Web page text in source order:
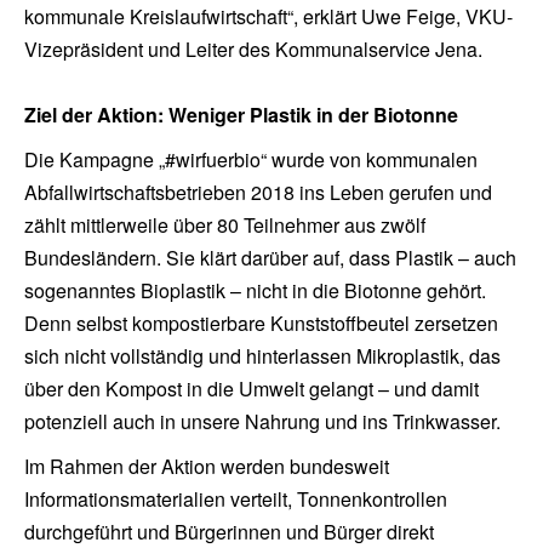
kommunale Kreislaufwirtschaft“, erklärt Uwe Feige, VKU-
Vizepräsident und Leiter des Kommunalservice Jena.
Ziel der Aktion: Weniger Plastik in der Biotonne
Die Kampagne „#wirfuerbio“ wurde von kommunalen
Abfallwirtschaftsbetrieben 2018 ins Leben gerufen und
zählt mittlerweile über 80 Teilnehmer aus zwölf
Bundesländern. Sie klärt darüber auf, dass Plastik – auch
sogenanntes Bioplastik – nicht in die Biotonne gehört.
Denn selbst kompostierbare Kunststoffbeutel zersetzen
sich nicht vollständig und hinterlassen Mikroplastik, das
über den Kompost in die Umwelt gelangt – und damit
potenziell auch in unsere Nahrung und ins Trinkwasser.
Im Rahmen der Aktion werden bundesweit
Informationsmaterialien verteilt, Tonnenkontrollen
durchgeführt und Bürgerinnen und Bürger direkt